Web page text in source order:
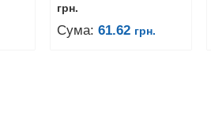
грн.
Сума: 61.62 грн.